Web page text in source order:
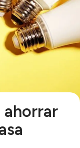
ahorrar